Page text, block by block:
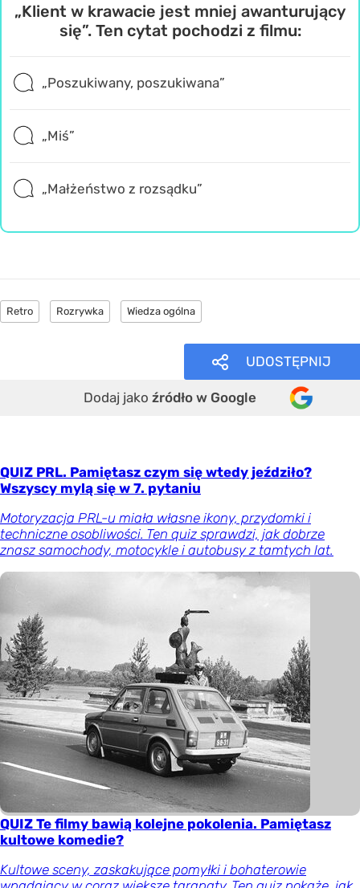
„Klient w krawacie jest mniej awanturujący
się”. Ten cytat pochodzi z filmu:
„Poszukiwany, poszukiwana”
„Miś”
„Małżeństwo z rozsądku”
Retro Rozrywka Wiedza ogólna
UDOSTĘPNIJ
Dodaj jako źródło w Google
QUIZ PRL. Pamiętasz czym się wtedy jeździło?
Wszyscy mylą się w 7. pytaniu
Motoryzacja PRL-u miała własne ikony, przydomki i
techniczne osobliwości. Ten quiz sprawdzi, jak dobrze
znasz samochody, motocykle i autobusy z tamtych lat.
QUIZ Te filmy bawią kolejne pokolenia. Pamiętasz
kultowe komedie?
Kultowe sceny, zaskakujące pomyłki i bohaterowie